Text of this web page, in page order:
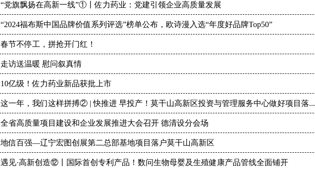
“党旗飘扬在高新一线”①丨佐力药业：党建引领企业高质量发展
“2024福布斯中国品牌价值系列评选”榜单公布，欧诗漫入选“年度好品牌Top50”
春节不停工，拼抢开门红！
走访送温暖 慰问叙真情
10亿级！佐力药业新品获批上市
这一年，我们这样拼搏② | 快推进 早投产！莫干山高新区投资与管理服务中心做好项目落...
全省高质量项目建设和企业发展推进大会召开 德清设分会场
地信百强—辽宁宏图创展第二总部基地项目落户莫干山高新区
遇见·高新创造⑫丨国际首创专利产品！数问生物母婴及生殖健康产品管线全面铺开